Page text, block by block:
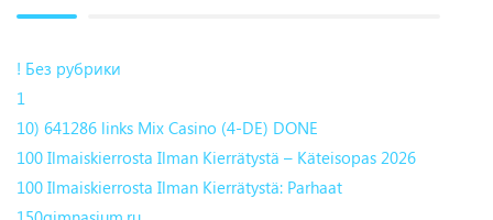
! Без рубрики
1
10) 641286 links Mix Casino (4-DE) DONE
100 Ilmaiskierrosta Ilman Kierrätystä – Käteisopas 2026
100 Ilmaiskierrosta Ilman Kierrätystä: Parhaat